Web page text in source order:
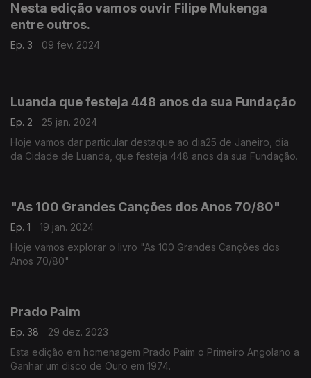
Nesta edição vamos ouvir Filipe Mukenga
entre outros.
Ep. 3 09 fev. 2024
Luanda que festeja 448 anos da sua Fundação
Ep. 2
25 jan. 2024
Hoje vamos dar particular destaque ao dia25 de Janeiro, dia
da Cidade de Luanda, que festeja 448 anos da sua Fundação.
"As 100 Grandes Canções dos Anos 70/80"
Ep. 1
19 jan. 2024
Hoje vamos explorar o livro "As 100 Grandes Canções dos
Anos 70/80"
Prado Paim
Ep. 38
29 dez. 2023
Esta edição em homenagem Prado Paim o Primeiro Angolano a
Ganhar um disco de Ouro em 1974.